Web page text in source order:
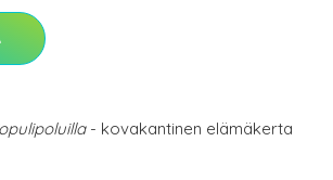
- kovakantinen elämäkerta